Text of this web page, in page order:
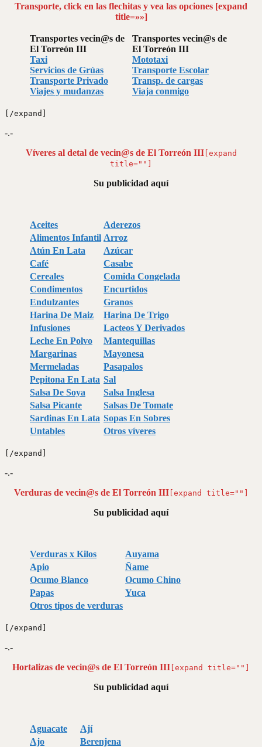
Transporte, click en las flechitas y vea las opciones [expand
title=»»]
Transportes vecin@s de
El Torreón III
Taxi
Servicios de Grúas
Transporte Privado
Viajes y mudanzas
Transportes vecin@s de
El Torreón III
Mototaxi
Transporte Escolar
Transp. de cargas
Viaja conmigo
[/expand]
-.-
Víveres al detal de vecin@s de El Torreón III [expand
title=""]
Su publicidad aquí
Aceites
Aderezos
Alimentos Infantil Arroz
Atún En Lata
Azúcar
Café
Casabe
Cereales
Comida Congelada
Condimentos
Encurtidos
Endulzantes
Granos
Harina De Maiz
Harina De Trigo
Infusiones
Lacteos Y Derivados
Leche En Polvo
Mantequillas
Margarinas
Mayonesa
Mermeladas
Pasapalos
Pepitona En Lata Sal
Salsa De Soya
Salsa Inglesa
Salsa Picante
Salsas De Tomate
Sardinas En Lata Sopas En Sobres
Untables
Otros víveres
[/expand]
-.-
Verduras de vecin@s de El Torreón III [expand title=""]
Su publicidad aquí
Verduras x Kilos
Auyama
Apio
Ñame
Ocumo Blanco
Ocumo Chino
Papas
Yuca
Otros tipos de verduras
[/expand]
-.-
Hortalizas de vecin@s de El Torreón III [expand title=""]
Su publicidad aquí
Aguacate
Ají
Ajo
Berenjena